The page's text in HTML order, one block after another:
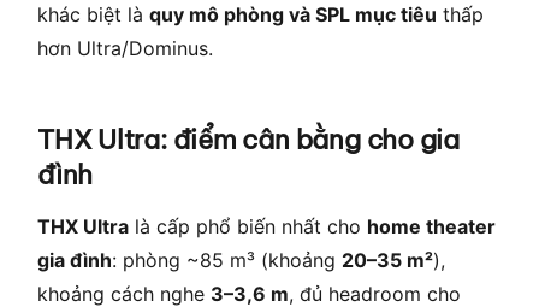
khác biệt là quy mô phòng và SPL mục tiêu thấp
hơn Ultra/Dominus.
THX Ultra: điểm cân bằng cho gia
đình
THX Ultra là cấp phổ biến nhất cho home theater
gia đình: phòng ~85 m³ (khoảng 20–35 m²),
khoảng cách nghe 3–3,6 m, đủ headroom cho